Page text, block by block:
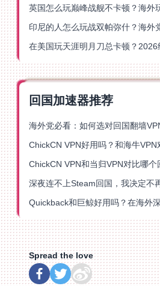
回国加速器推荐
深夜连不上Steam回国，我决定不
Spread the love